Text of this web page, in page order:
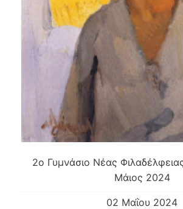
2ο Γυμνάσιο Νέας
Μάιος 2024
02 Μαΐου 2024